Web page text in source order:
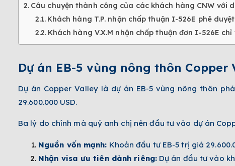
Câu chuyện thành công của các khách hàng CNW với
Khách hàng T.P. nhận chấp thuận I-526E phê
Khách hàng V.X.M nhận chấp thuận đơn I-526E
Dự án EB-5 vùng nông thôn Copper
Dự án Copper Valley là dự án EB-5 vùng nông thôn
29.600.000 USD.
Ba lý do chính mà quý anh chị nên đầu tư vào dự án
Nguồn vốn mạnh: Khoản đầu tư EB-5 trị giá
Nhận visa ưu tiên dành riêng:Dự án đầu tư vào